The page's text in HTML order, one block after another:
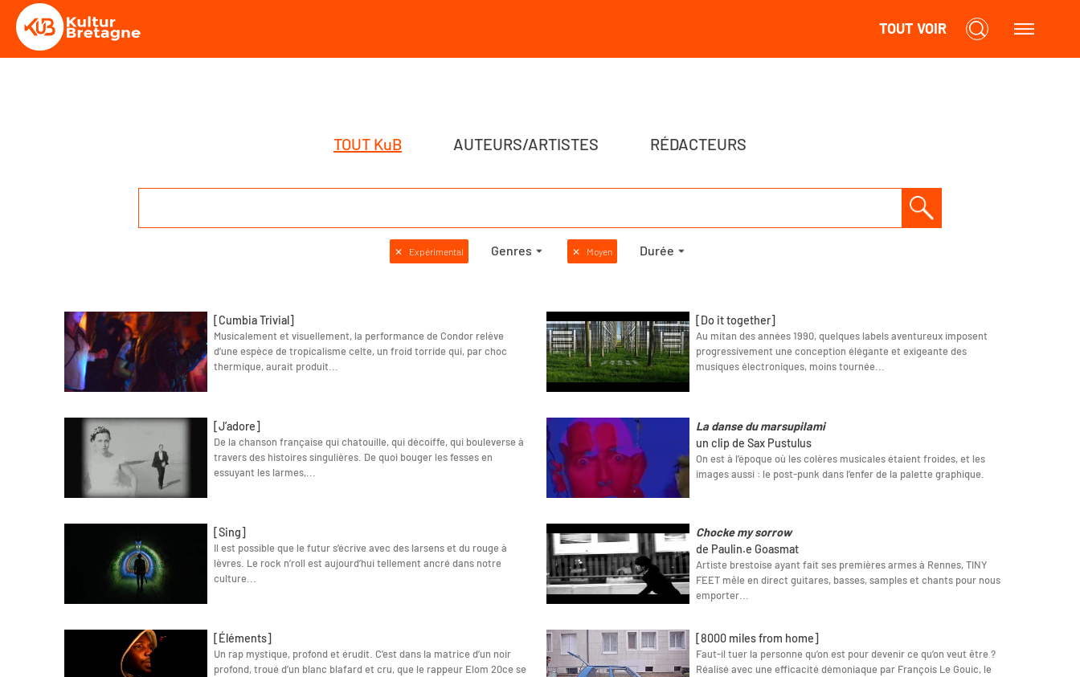
TOUT VOIR
TOUT KuB AUTEURS/ARTISTES RÉDACTEURS
✕ Expérimental Genres ✕ Moyen Durée
[Cumbia Trivial]
Musicalement et visuellement, la performance de Condor relève
d’une espèce de tropicalisme celte, un froid torride qui, par choc
thermique, aurait produit...
[Do it together]
Au mitan des années 1990, quelques labels aventureux imposent
progressivement une conception élégante et exigeante des
musiques électroniques, moins tournée...
[J’adore]
De la chanson française qui chatouille, qui décoiffe, qui bouleverse à
travers des histoires singulières. De quoi bouger les fesses en
essuyant les larmes,...
La danse du marsupilami
un clip de Sax Pustulus
On est à l’époque où les colères musicales étaient froides, et les
images aussi : le post-punk dans l’enfer de la palette graphique.
[Sing]
Il est possible que le futur s’écrive avec des larsens et du rouge à
lèvres. Le rock n’roll est aujourd’hui tellement ancré dans notre
culture...
Chocke my sorrow
de Paulin.e Goasmat
Artiste brestoise ayant fait ses premières armes à Rennes, TINY
FEET mêle en direct guitares, basses, samples et chants pour nous
emporter...
[Éléments]
Un rap mystique, profond et érudit. C’est dans la matrice d’un noir
profond, troué d’un blanc blafard et cru, que le rappeur Elom 20ce se
[8000 miles from home]
Faut-il tuer la personne qu’on est pour devenir ce qu’on veut être ?
Réalisé avec une efficacité démoniaque par François Le Gouic, le